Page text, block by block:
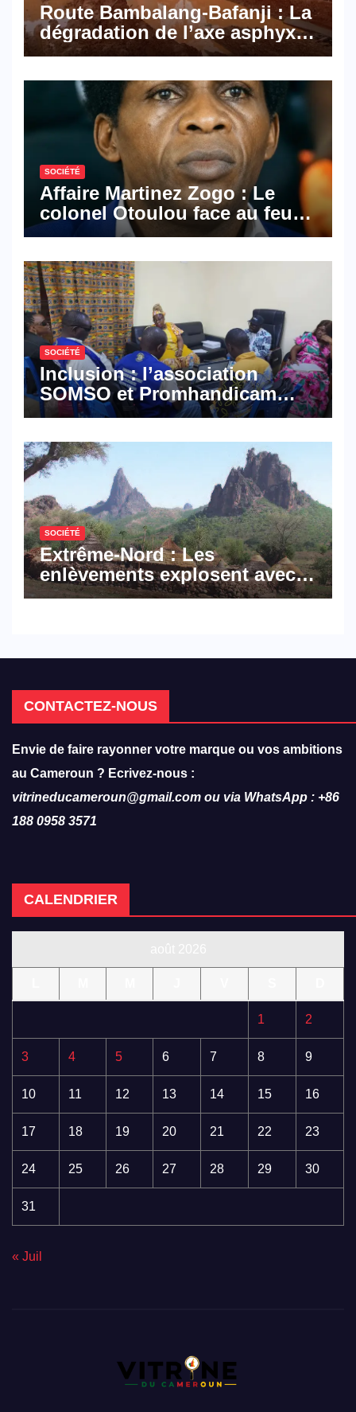
Route Bambalang-Bafanji : La
dégradation de l’axe asphyxie
les activités économiques
SOCIÉTÉ
Affaire Martinez Zogo : Le
colonel Otoulou face au feu
croisé des avocats de la
SOCIÉTÉ
Inclusion : l’association
SOMSO et Promhandicam
militent en faveur d’une
hôtellerie-restauration
SOCIÉTÉ
Extrême-Nord : Les
enlèvements explosent avec
308 victimes en trois mois
CONTACTEZ-NOUS
Envie de faire rayonner votre marque ou vos ambitions
au Cameroun ? Ecrivez-nous :
vitrineducameroun@gmail.com ou via WhatsApp : +86
188 0958 3571
CALENDRIER
1 2
3 4 5 6 7 8 9
10 11 12 13 14 15 16
17 18 19 20 21 22 23
24 25 26 27 28 29 30
31
« Juil